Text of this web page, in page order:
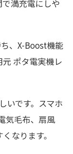
満充電にしや
、X-Boost機能
ポタ電実機レ
いです。スマホ
気毛布、扇風
なります。